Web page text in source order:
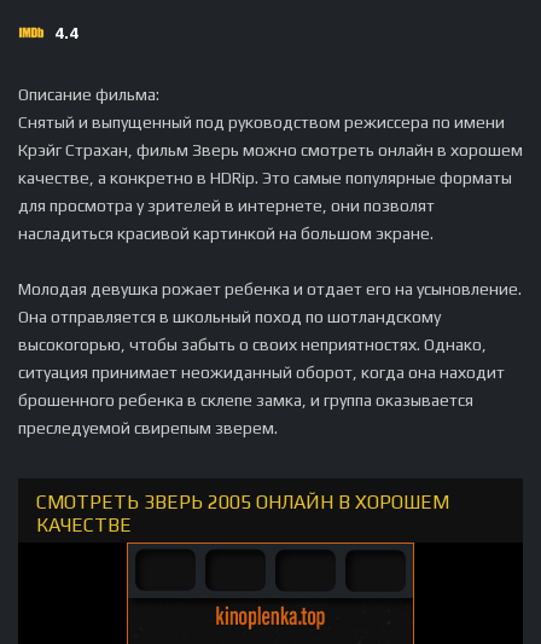
4.4
Описание фильма:
Снятый и выпущенный под руководством режиссера по имени
Крэйг Страхан, фильм Зверь можно смотреть онлайн в хорошем
качестве, а конкретно в HDRip. Это самые популярные форматы
для просмотра у зрителей в интернете, они позволят
насладиться красивой картинкой на большом экране.
Молодая девушка рожает ребенка и отдает его на усыновление.
Она отправляется в школьный поход по шотландскому
высокогорью, чтобы забыть о своих неприятностях. Однако,
ситуация принимает неожиданный оборот, когда она находит
брошенного ребенка в склепе замка, и группа оказывается
преследуемой свирепым зверем.
СМОТРЕТЬ ЗВЕРЬ 2005 ОНЛАЙН В ХОРОШЕМ
КАЧЕСТВЕ